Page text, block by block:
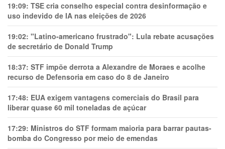
19:09: TSE cria conselho especial contra desinformação e
uso indevido de IA nas eleições de 2026
19:02: "Latino-americano frustrado": Lula rebate acusações
de secretário de Donald Trump
18:37: STF impõe derrota a Alexandre de Moraes e acolhe
recurso de Defensoria em caso do 8 de Janeiro
17:48: EUA exigem vantagens comerciais do Brasil para
liberar quase 60 mil toneladas de açúcar
17:29: Ministros do STF formam maioria para barrar pautas-
bomba do Congresso por meio de emendas